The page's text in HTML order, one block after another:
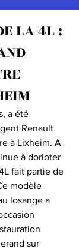
LA 4L :
a été
Renault
à Lixheim. A
à dorloter
fait partie de
modèle
losange a
sur